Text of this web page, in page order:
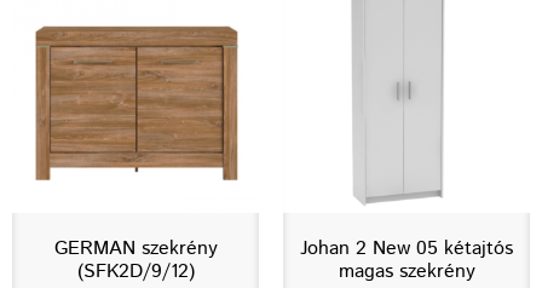
GERMAN szekrény
(SFK2D/9/12)
Johan 2 New 05 kétajtós
magas szekrény